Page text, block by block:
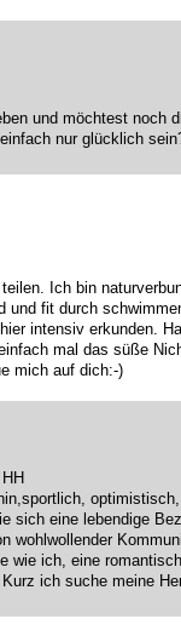
und möchtest noch
nur glücklich
Ich bin
und fit durch
intensiv erkunden.
mal das süße
mich auf dich:-)
sich eine lebendige
wohlwollender
wie ich, eine
ich suche meine